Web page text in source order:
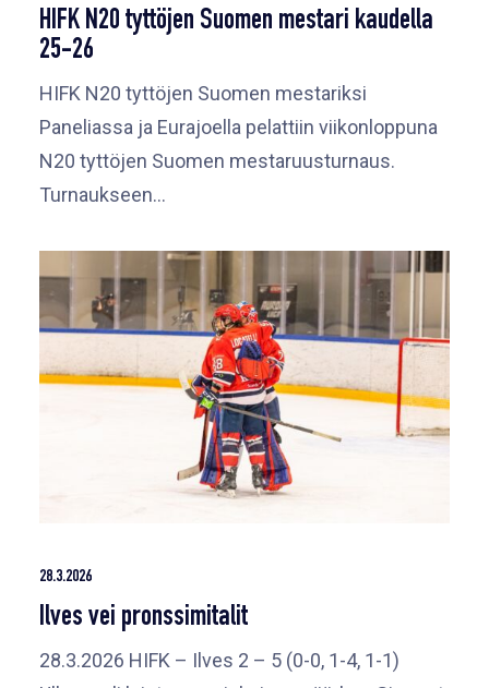
HIFK N20 tyttöjen Suomen mestari kaudella
25-26
HIFK N20 tyttöjen Suomen mestariksi
Paneliassa ja Eurajoella pelattiin viikonloppuna
N20 tyttöjen Suomen mestaruusturnaus.
Turnaukseen…
28.3.2026
Ilves vei pronssimitalit
28.3.2026 HIFK – Ilves 2 – 5 (0-0, 1-4, 1-1)